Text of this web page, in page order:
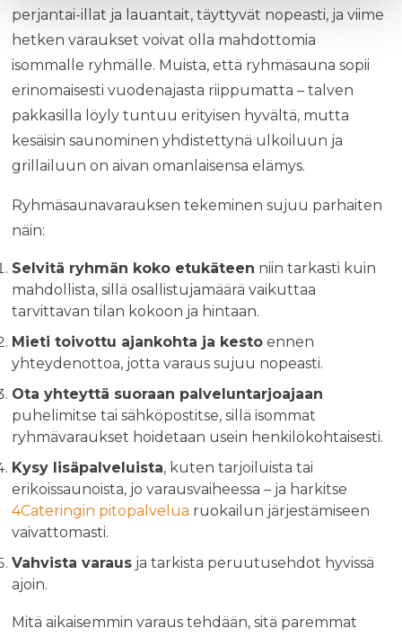
perjantai-illat ja lauantait, täyttyvät nopeasti, ja viime
hetken varaukset voivat olla mahdottomia
isommalle ryhmälle. Muista, että ryhmäsauna sopii
erinomaisesti vuodenajasta riippumatta – talven
pakkasilla löyly tuntuu erityisen hyvältä, mutta
kesäisin saunominen yhdistettynä ulkoiluun ja
grillailuun on aivan omanlaisensa elämys.
Ryhmäsaunavarauksen tekeminen sujuu parhaiten
näin:
Selvitä ryhmän koko etukäteen niin tarkasti kuin
mahdollista, sillä osallistujamäärä vaikuttaa
tarvittavan tilan kokoon ja hintaan.
Mieti toivottu ajankohta ja kesto ennen
yhteydenottoa, jotta varaus sujuu nopeasti.
Ota yhteyttä suoraan palveluntarjoajaan
puhelimitse tai sähköpostitse, sillä isommat
ryhmävaraukset hoidetaan usein henkilökohtaisesti.
Kysy lisäpalveluista, kuten tarjoiluista tai
erikoissaunoista, jo varausvaiheessa – ja harkitse
4Cateringin pitopalvelua ruokailun järjestämiseen
vaivattomasti.
Vahvista varaus ja tarkista peruutusehdot hyvissä
ajoin.
Mitä aikaisemmin varaus tehdään, sitä paremmat